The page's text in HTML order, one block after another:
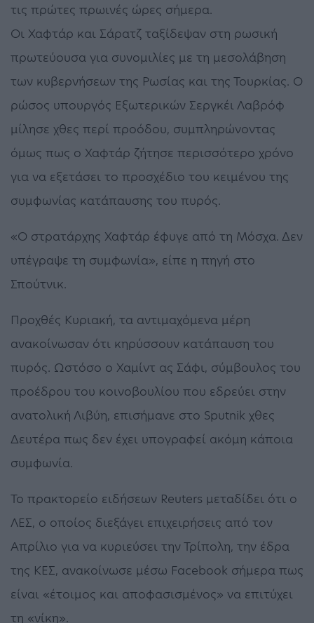
τις πρώτες πρωινές ώρες σήμερα.
Οι Χαφτάρ και Σάρατζ ταξίδεψαν στη ρωσική
πρωτεύουσα για συνομιλίες με τη μεσολάβηση
των κυβερνήσεων της Ρωσίας και της Τουρκίας. Ο
ρώσος υπουργός Εξωτερικών Σεργκέι Λαβρόφ
μίλησε χθες περί προόδου, συμπληρώνοντας
όμως πως ο Χαφτάρ ζήτησε περισσότερο χρόνο
για να εξετάσει το προσχέδιο του κειμένου της
συμφωνίας κατάπαυσης του πυρός.
«Ο στρατάρχης Χαφτάρ έφυγε από τη Μόσχα. Δεν
υπέγραψε τη συμφωνία», είπε η πηγή στο
Σπούτνικ.
Προχθές Κυριακή, τα αντιμαχόμενα μέρη
ανακοίνωσαν ότι κηρύσσουν κατάπαυση του
πυρός. Ωστόσο ο Χαμίντ ας Σάφι, σύμβουλος του
προέδρου του κοινοβουλίου που εδρεύει στην
ανατολική Λιβύη, επισήμανε στο Sputnik χθες
Δευτέρα πως δεν έχει υπογραφεί ακόμη κάποια
συμφωνία.
Το πρακτορείο ειδήσεων Reuters μεταδίδει ότι ο
ΛΕΣ, ο οποίος διεξάγει επιχειρήσεις από τον
Απρίλιο για να κυριεύσει την Τρίπολη, την έδρα
της ΚΕΣ, ανακοίνωσε μέσω Facebook σήμερα πως
είναι «έτοιμος και αποφασισμένος» να επιτύχει
τη «νίκη».